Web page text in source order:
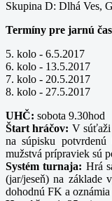
Skupina D: Dlhá Ves,
Termíny pre jarnú
5. kolo - 6.5.2017
6. kolo - 13.5.2017
7. kolo - 20.5.2017
8. kolo - 27.5.2017
UHČ: sobota 9.30hod
Štart hráčov: V súťaži
na súpisku
mužstvá prípraviek sú
Systém turnaja: Hrá
(jar/jeseň) na základe
dohodnú FK a